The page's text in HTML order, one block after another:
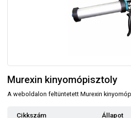
Murexin kinyomópisztoly
A weboldalon feltüntetett Murexin
Cikkszám
Állapot